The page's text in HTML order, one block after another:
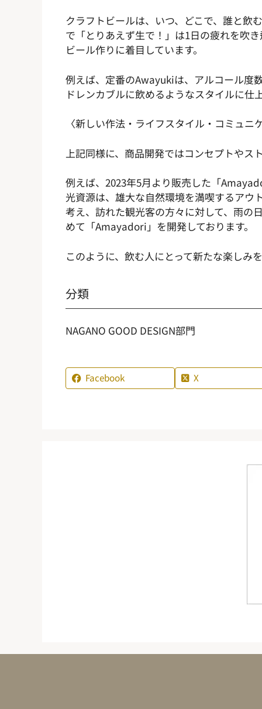
クラフトビールは、いつ、どこで、誰と飲
で「とりあえず生で！」は1日の疲れを吹
ビール作りに着目しています。
例えば、定番のAwayukiは、アルコール度
ドレンカブルに飲めるようなスタイルに
〈新しい作法・ライフスタイル・コミュ
上記同様に、商品開発ではコンセプトや
例えば、2023年5月より販売した「
光資源は、雄大な自然環境を満喫するアウ
考え、訪れた観光客の方々に対して、雨の
めて「Amayadori」を開発しております。
このように、飲む人にとって新たな楽しみ
分類
NAGANO GOOD DESIGN部門
Facebook X